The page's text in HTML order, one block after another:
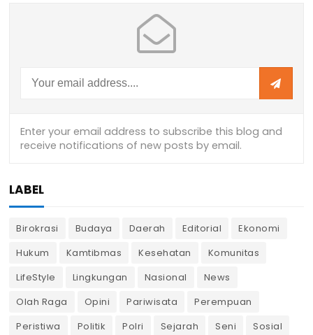
LABEL
Birokrasi Budaya Daerah Editorial
Ekonomi
Hukum
Kamtibmas Kesehatan
Komunitas
LifeStyle
Lingkungan Nasional
News
Olah Raga
Opini Pariwisata
Perempuan
Peristiwa
Politik Polri Sejarah Seni
Sosial